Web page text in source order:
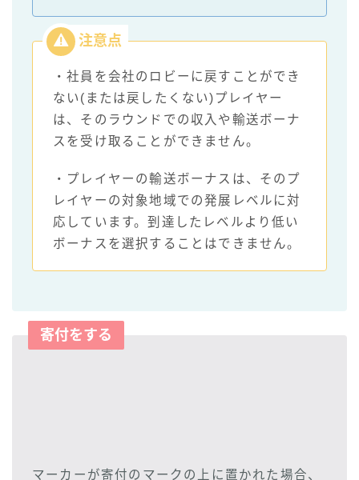
・社員を会社のロビーに戻すことができ
ない(または戻したくない)プレイヤー
は、そのラウンドでの収入や輸送ボーナ
スを受け取ることができません。
・プレイヤーの輸送ボーナスは、そのプ
レイヤーの対象地域での発展レベルに対
応しています。到達したレベルより低い
ボーナスを選択することはできません。
寄付をする
マーカーが寄付のマークの上に置かれた場合、